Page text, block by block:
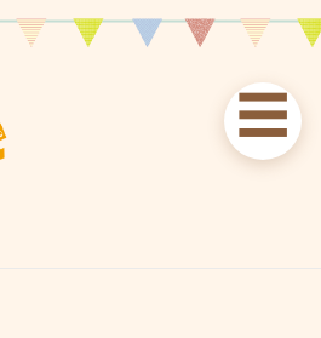
☰
えすこーと 各校案内
schools